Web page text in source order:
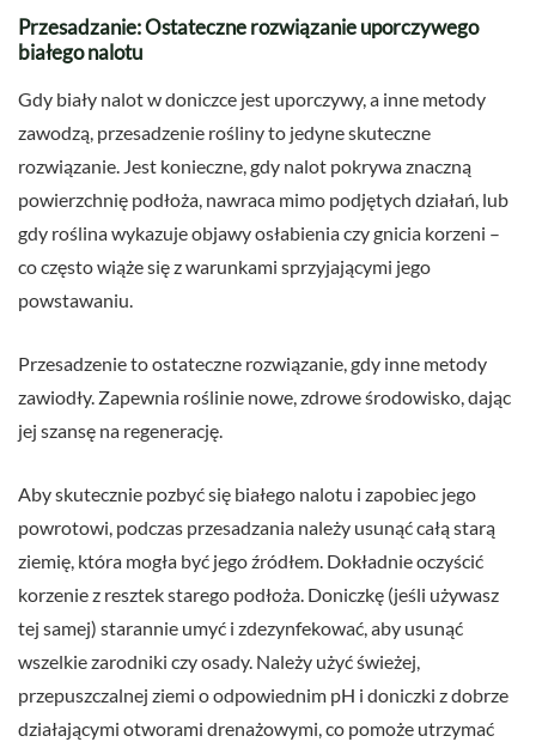
Przesadzanie: Ostateczne rozwiązanie uporczywego
białego nalotu
Gdy biały nalot w doniczce jest uporczywy, a inne metody
zawodzą, przesadzenie rośliny to jedyne skuteczne
rozwiązanie. Jest konieczne, gdy nalot pokrywa znaczną
powierzchnię podłoża, nawraca mimo podjętych działań, lub
gdy roślina wykazuje objawy osłabienia czy gnicia korzeni –
co często wiąże się z warunkami sprzyjającymi jego
powstawaniu.
Przesadzenie to ostateczne rozwiązanie, gdy inne metody
zawiodły. Zapewnia roślinie nowe, zdrowe środowisko, dając
jej szansę na regenerację.
Aby skutecznie pozbyć się białego nalotu i zapobiec jego
powrotowi, podczas przesadzania należy usunąć całą starą
ziemię, która mogła być jego źródłem. Dokładnie oczyścić
korzenie z resztek starego podłoża. Doniczkę (jeśli używasz
tej samej) starannie umyć i zdezynfekować, aby usunąć
wszelkie zarodniki czy osady. Należy użyć świeżej,
przepuszczalnej ziemi o odpowiednim pH i doniczki z dobrze
działającymi otworami drenażowymi, co pomoże utrzymać